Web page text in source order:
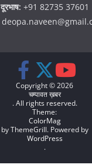
दूरभाष: +91 82735 37601
Copyright © 2026
चम्पावत ख़बर
. All rights reserved.
Theme:
ColorMag
by ThemeGrill. Powered by
WordPress
.